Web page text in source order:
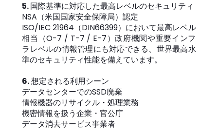
5.国際基準に対応した最高レベルのセキュリティ
NSA（米国国家安全保障局）認定
ISO/IEC 21964（DIN66399）において最高レベル
相当（O-7 / T-7 / E-7）政府機関や重要インフ
ラレベルの情報管理にも対応できる、世界最高水
準のセキュリティ性能を備えています。
6.想定される利用シーン
データセンターでのSSD廃棄
情報機器のリサイクル・処理業務
機密情報を扱う企業・官公庁
データ消去サービス事業者